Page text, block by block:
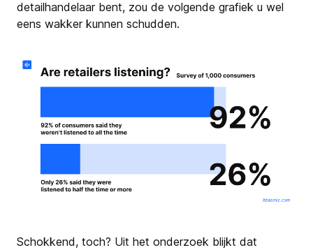
detailhandelaar bent, zou de volgende grafiek u wel
eens wakker kunnen schudden.
Schokkend, toch? Uit het onderzoek blijkt dat